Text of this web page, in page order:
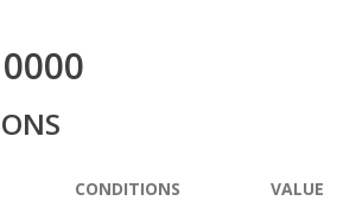
CONDITIONS VALUE